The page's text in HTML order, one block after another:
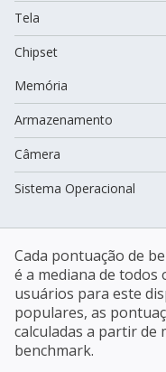
Tela
Chipset
Memória
Armazenamento
Câmera
Sistema Operacional
Cada pontuação de
é a mediana de todos
usuários para este
populares, as
calculadas a partir de
benchmark.